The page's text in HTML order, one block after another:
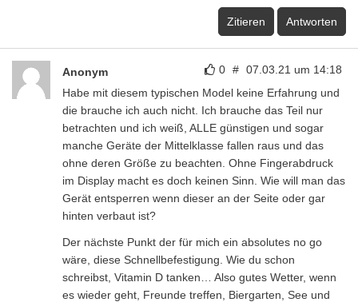
Zitieren Antworten
0 # 07.03.21 um 14:18
Anonym
Habe mit diesem typischen Model keine Erfahrung und
die brauche ich auch nicht. Ich brauche das Teil nur
betrachten und ich weiß, ALLE günstigen und sogar
manche Geräte der Mittelklasse fallen raus und das
ohne deren Größe zu beachten. Ohne Fingerabdruck
im Display macht es doch keinen Sinn. Wie will man das
Gerät entsperren wenn dieser an der Seite oder gar
hinten verbaut ist?
Der nächste Punkt der für mich ein absolutes no go
wäre, diese Schnellbefestigung. Wie du schon
schreibst, Vitamin D tanken… Also gutes Wetter, wenn
es wieder geht, Freunde treffen, Biergarten, See und